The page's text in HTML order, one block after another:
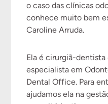
o caso das clínicas
conhece muito bem
Caroline Arruda.
Ela é cirurgiã-dentista
especialista em
Dental Office. Para
ajudamos ela na